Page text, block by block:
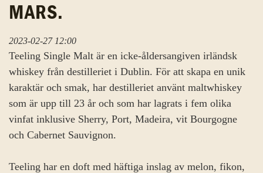
MARS.
2023-02-27 12:00
Teeling Single Malt är en icke-åldersangiven irländsk
whiskey från destilleriet i Dublin. För att skapa en unik
karaktär och smak, har destilleriet använt maltwhiskey
som är upp till 23 år och som har lagrats i fem olika
vinfat inklusive Sherry, Port, Madeira, vit Bourgogne
och Cabernet Sauvignon.
Teeling har en doft med häftiga inslag av melon, fikon,